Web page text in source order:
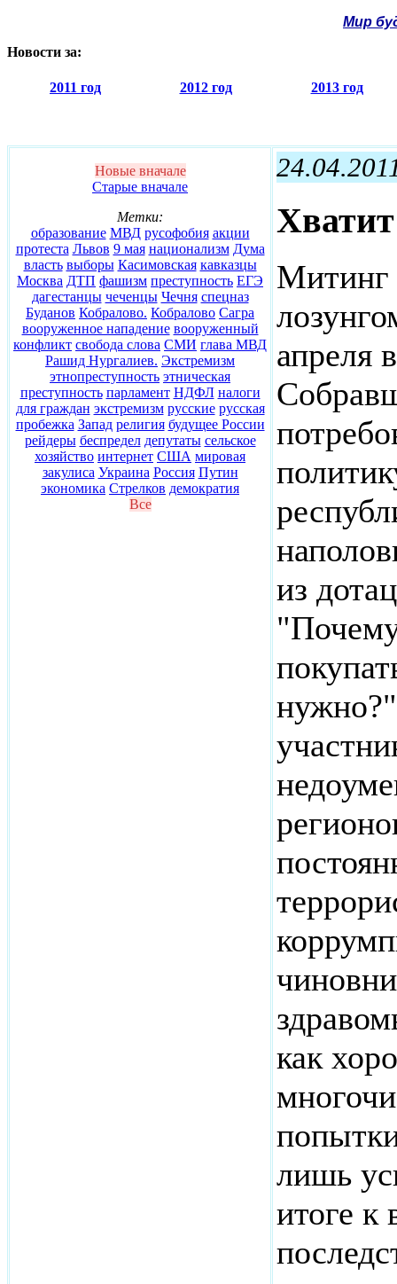
Мир
Новости за:
2011 год 2012 год 2013 год
Новые вначале
Старые вначале
Метки:
образование МВД русофобия акции
протеста Львов 9 мая национализм Дума
власть выборы Касимовская кавказцы
Москва ДТП фашизм преступность ЕГЭ
дагестанцы чеченцы Чечня спецназ
Буданов Кобралово. Кобралово Сагра
вооруженное нападение вооруженный
конфликт свобода слова СМИ глава МВД
Рашид Нургалиев. Экстремизм
этнопреступность этническая
преступность парламент НДФЛ налоги
для граждан экстремизм русские русская
пробежка Запад религия будущее России
рейдеры беспредел депутаты сельское
хозяйство интернет США мировая
закулиса Украина Россия Путин
экономика Стрелков демократия
Все
Митинг
апреля
из
как
лишь
итоге к